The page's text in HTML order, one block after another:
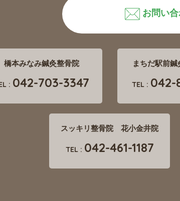
お問い
橋本みなみ鍼灸整骨院
: 042-703-3347
まちだ駅前
TEL : 042-
スッキリ整骨院 花小金井院
TEL : 042-461-1187